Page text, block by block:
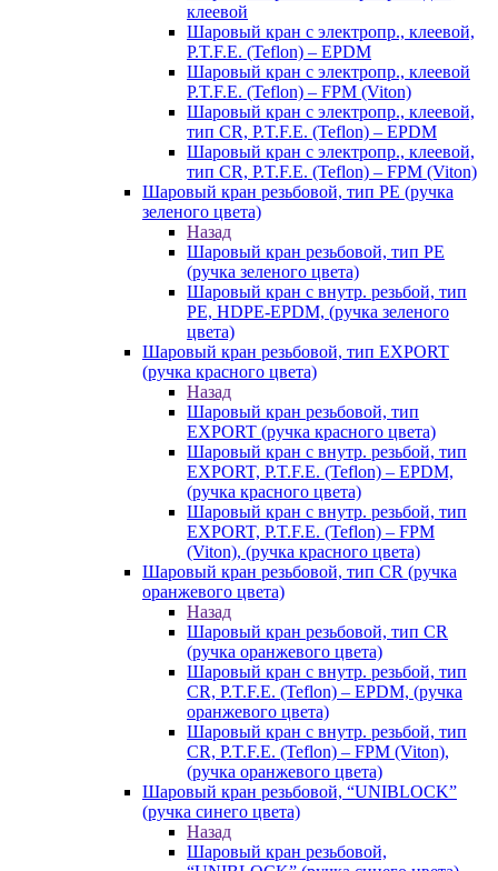
клеевой
Шаровый кран с электропр., клеевой,
P.T.F.E. (Teflon) – EPDM
Шаровый кран с электропр., клеевой
P.T.F.E. (Teflon) – FPM (Viton)
Шаровый кран с электропр., клеевой,
тип CR, P.T.F.E. (Teflon) – EPDM
Шаровый кран с электропр., клеевой,
тип CR, P.T.F.E. (Teflon) – FPM (Viton)
Шаровый кран резьбовой, тип PE (ручка
зеленого цвета)
Назад
Шаровый кран резьбовой, тип PE
(ручка зеленого цвета)
Шаровый кран с внутр. резьбой, тип
PE, HDPE-EPDM, (ручка зеленого
цвета)
Шаровый кран резьбовой, тип EXPORT
(ручка красного цвета)
Назад
Шаровый кран резьбовой, тип
EXPORT (ручка красного цвета)
Шаровый кран с внутр. резьбой, тип
EXPORT, P.T.F.E. (Teflon) – EPDM,
(ручка красного цвета)
Шаровый кран с внутр. резьбой, тип
EXPORT, P.T.F.E. (Teflon) – FPM
(Viton), (ручка красного цвета)
Шаровый кран резьбовой, тип CR (ручка
оранжевого цвета)
Назад
Шаровый кран резьбовой, тип CR
(ручка оранжевого цвета)
Шаровый кран с внутр. резьбой, тип
CR, P.T.F.E. (Teflon) – EPDM, (ручка
оранжевого цвета)
Шаровый кран с внутр. резьбой, тип
CR, P.T.F.E. (Teflon) – FPM (Viton),
(ручка оранжевого цвета)
Шаровый кран резьбовой, “UNIBLOCK”
(ручка синего цвета)
Назад
Шаровый кран резьбовой,